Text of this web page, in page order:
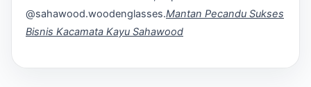
@sahawood.woodenglasses.Mantan Pecandu Sukses
Bisnis Kacamata Kayu Sahawood